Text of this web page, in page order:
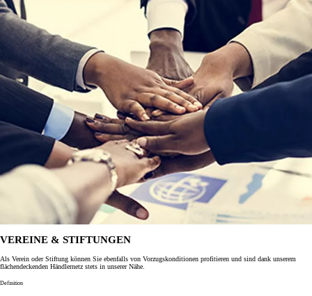
VEREINE & STIFTUNGEN
Als Verein oder Stiftung können Sie ebenfalls von Vorzugskonditionen profitieren und sind dank unserem
flächendeckenden Händlernetz stets in unserer Nähe.
Definition